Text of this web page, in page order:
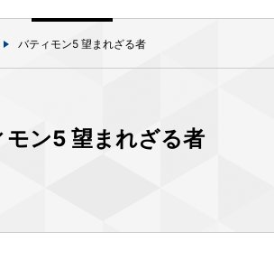
バティモン5 望まれざる者
モン5 望まれざる者